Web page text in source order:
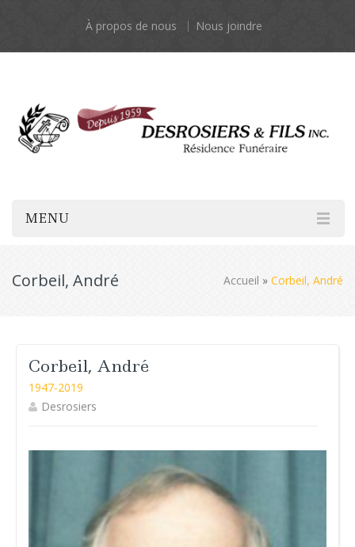
À propos de nous Nous joindre
MENU
Corbeil, André Accueil » Corbeil, André
Corbeil, André
1947-2019
Desrosiers